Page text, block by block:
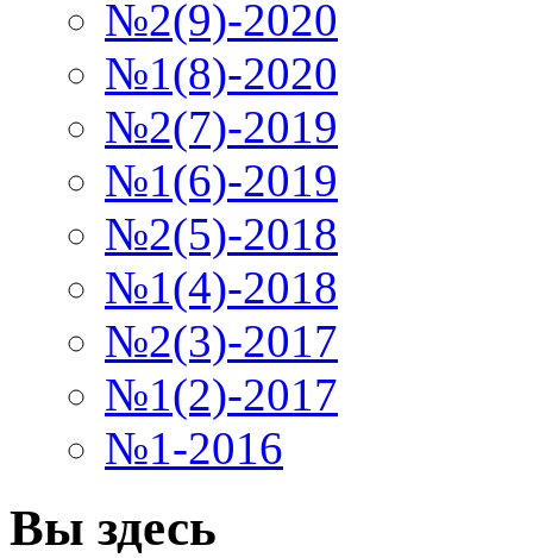
№2(9)-2020
№1(8)-2020
№2(7)-2019
№1(6)-2019
№2(5)-2018
№1(4)-2018
№2(3)-2017
№1(2)-2017
№1-2016
Вы здесь